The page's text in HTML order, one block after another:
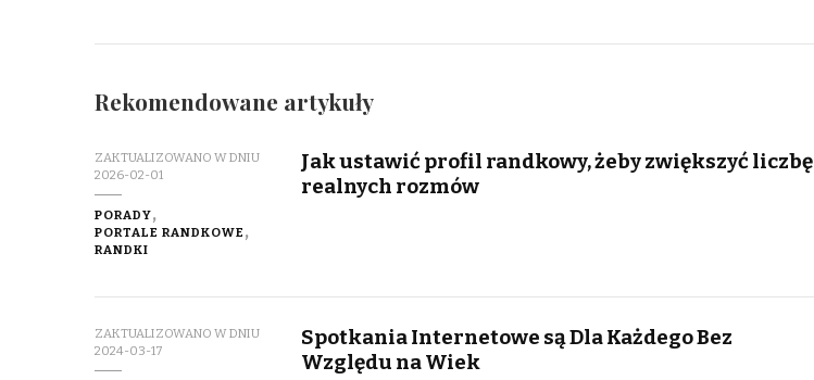
Rekomendowane artykuły
ZAKTUALIZOWANO W DNIU
2026-02-01
PORADY
PORTALE RANDKOWE
RANDKI
Jak ustawić profil randkowy, żeby zwiększyć liczbę
realnych rozmów
ZAKTUALIZOWANO W DNIU
2024-03-17
Spotkania Internetowe są Dla Każdego Bez
Względu na Wiek